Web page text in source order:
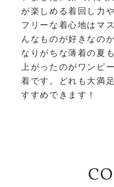
が楽しめる着回し力
フリーな着心地はマ
んなものが好きなの
なりがちな薄着の夏
上がったのがワンピ
着です。どれも大満
すすめできます！